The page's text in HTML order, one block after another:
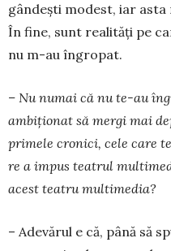
gândești modest, iar
În fine, sunt realități pe
nu m-au îngropat.
– Nu numai că nu te-au
ambiționat să mergi mai
primele cronici, cele care
re a impus teatrul
acest teatru multimedia?
– Adevărul e că, până să